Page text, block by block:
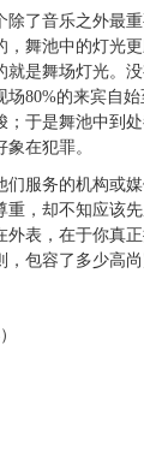
了音乐之外最
舞池中的灯光
是舞场灯光。
80%的来宾自
于是舞池中到
在犯罪。
服务的机构或
，却不知应该
表，在于你真
包容了多少高尚